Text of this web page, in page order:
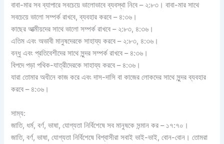
বাবা-মার সব ব্যাপারে সবচেয়ে ভালোভাবে ব্যবস্থা নিবে – ২:৮৩। বাবা-মার সাথে
সবচেয়ে ভালো সম্পর্ক রাখবে, ব্যবহার করবে – ৪:৩৬।
কাছের আত্মীয়দের সাথে ভালো সম্পর্ক রাখবে – ২:৮৩, ৪:৩৬।
এতিম এবং অভাবী মানুষদেরকে সাহায্য করবে – ২:৮৩, ৪:৩৬।
বন্ধু এবং প্রতিবেশীদের সাথে সুন্দর সম্পর্ক রাখবে – ৪:৩৬।
বিপদে পড়া পথিক-যাত্রীদেরকে সাহায্য করবে – ৪:৩৬।
যারা তোমার অধীনে কাজ করে এবং দাস-দাসি বা কাজের লোকদের সাথে সুন্দর ব্যবহার
করবে – ৪:৩৬।
সাম্য:
জাতি, ধর্ম, বর্ণ, ভাষা, যোগ্যতা নির্বিশেষে সব মানুষকে সন্মান কর – ১৭:৭০।
জাতি, বর্ণ, ভাষা, যোগ্যতা নির্বিশেষে বিশ্বাসীরা সবাই ভাই-ভাই, বোন-বোন। তোমরা